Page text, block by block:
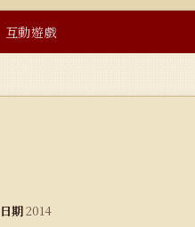
互動遊戲
日期2014